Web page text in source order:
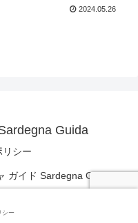
2024.05.26
Guida
リシー
ガイド Sardegna Guida All
シー